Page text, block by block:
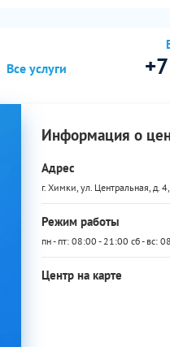
Все услуги
Информация о
Адрес
г. Химки, ул. Центральная, д.
Режим работы
пн - пт: 08:00 - 21:00 сб - вс:
Центр на карте